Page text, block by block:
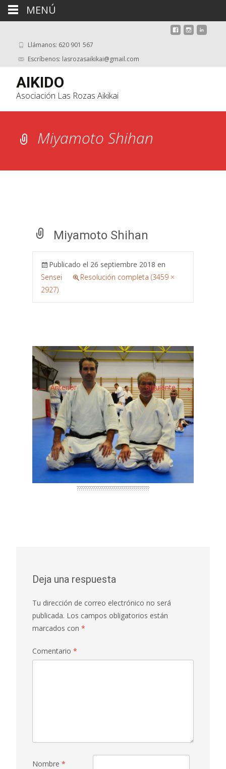
Llámanos: 620 901 567
Escríbenos: lasrozasaikikai@gmail.com
AIKIDO
Asociación Las Rozas Aikikai
Miyamoto Shihan
Miyamoto Shihan
Publicado el 26 septiembre 2018 en
Sensei
Resolución completa (3459 ×
2927)
←Anterior Siguiente→
????????????????????????????????????
Deja una respuesta
Tu dirección de correo electrónico no será
publicada. Los campos obligatorios están
marcados con *
Comentario *
Nombre *
MENÚ